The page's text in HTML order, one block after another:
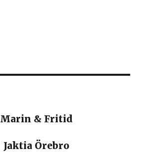
Marin & Fritid
Jaktia Örebro